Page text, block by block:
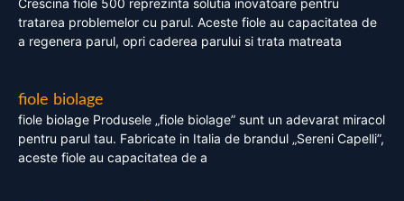
Crescina fiole 500 reprezinta solutia inovatoare pentru
tratarea problemelor cu parul. Aceste fiole au capacitatea de
a regenera parul, opri caderea parului si trata matreata
fiole biolage
fiole biolage Produsele „fiole biolage” sunt un adevarat miracol
pentru parul tau. Fabricate in Italia de brandul „Sereni Capelli”,
aceste fiole au capacitatea de a